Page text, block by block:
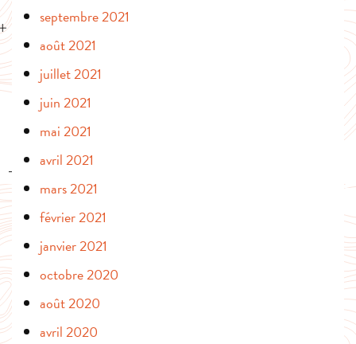
septembre 2021
août 2021
juillet 2021
juin 2021
mai 2021
avril 2021
mars 2021
février 2021
janvier 2021
octobre 2020
août 2020
avril 2020